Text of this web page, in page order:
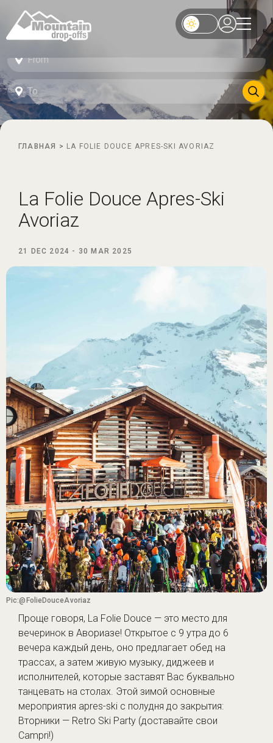
ГЛАВНАЯ > LA FOLIE DOUCE APRES-SKI AVORIAZ
La Folie Douce Apres-Ski
Avoriaz
21 DEC 2024 - 30 MAR 2025
Pic:@FolieDouceAvoriaz
Проще говоря, La Folie Douce — это место для
вечеринок в Авориазе! Открытое с 9 утра до 6
вечера каждый день, оно предлагает обед на
трассах, а затем живую музыку, диджеев и
исполнителей, которые заставят Вас буквально
танцевать на столах. Этой зимой основные
мероприятия apres-ski с полудня до закрытия:
Вторники — Retro Ski Party (доставайте свои
Campri!)